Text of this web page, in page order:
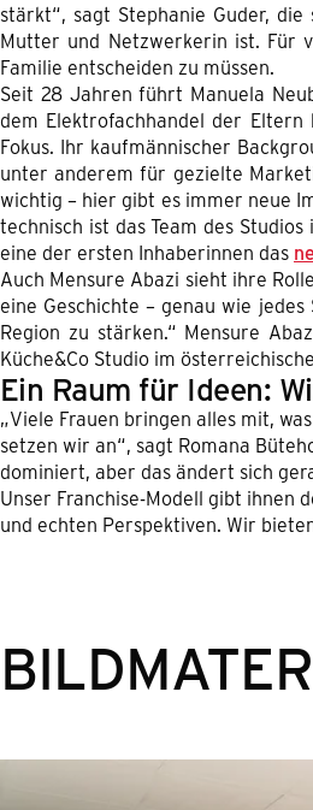
stärkt“, sagt Stephanie Guder,
Mutter und Netzwerkerin ist. Für
Familie entscheiden zu müssen.
Seit 28 Jahren führt Manuela
dem Elektrofachhandel der
Fokus. Ihr kaufmännischer
unter anderem für gezielte
wichtig – hier gibt es immer neue
technisch ist das Team des
eine der ersten Inhaberinnen das
Auch Mensure Abazi sieht ihre
eine Geschichte – genau wie
Region zu stärken.“ Mensure
Küche&Co Studio im
Ein Raum für Ideen:
„Viele Frauen bringen alles mit,
setzen wir an“, sagt Romana
dominiert, aber das ändert sich
Unser Franchise-Modell gibt ihnen
und echten Perspektiven. Wir